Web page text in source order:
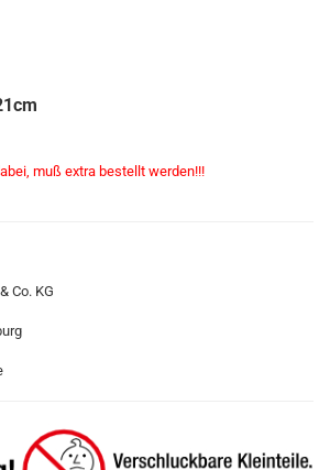
muß extra bestellt werden!!!
Co. KG